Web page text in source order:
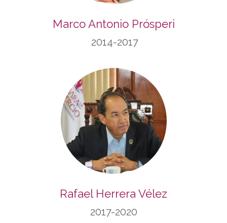
Marco Antonio Prósperi
2014-2017
Rafael Herrera Vélez
2017-2020